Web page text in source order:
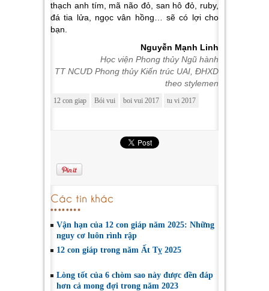
thạch anh tím, mã não đỏ, san hô đỏ, ruby,
đá tia lửa, ngọc vân hồng… sẽ có lợi cho
bạn.
Nguyễn Mạnh Linh
Học viện Phong thủy Ngũ hành
TT NCƯD Phong thủy Kiến trúc UAI, ĐHXD
theo stylemen
12 con giap Bói vui boi vui 2017 tu vi 2017
Các tin khác
Vận hạn của 12 con giáp năm 2025: Những
nguy cơ luôn rình rập
12 con giáp trong năm Ất Tỵ 2025
Lòng tốt của 6 chòm sao này được đền đáp
hơn cả mong đợi trong năm 2023